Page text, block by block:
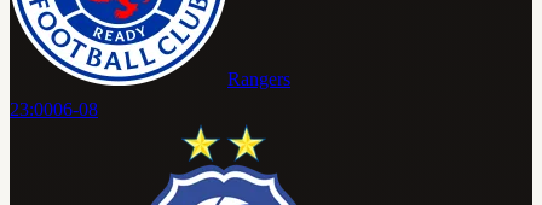
Rangers
23:0006-08